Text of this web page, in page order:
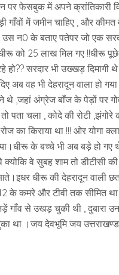
पर फेसबुक में अपने क्रांतिकारी
में जमीन चाहिए , और कीमत
उस न0 के बताए पतेपर जो एक
को 25 लाख मिल गए !!धीरू
हो?? सरदार भी उख्खड़
अब वह भी देहरादून वाला हो
थे ,जहां अंग्रेज बाँज के पेड़ों
पता चला , कोदे की रोटी
का किराया था !!! ओर
के बच्चे भी अब बड़े हो गए
क्योकि वे सुबह शाम तो डीटीसी
धीरू की देहरादून
के कमरे और टीवी तक सीमित
गाँव से उखड़ चुकी थी , दुबारा
था ।जय देवभूमि जय